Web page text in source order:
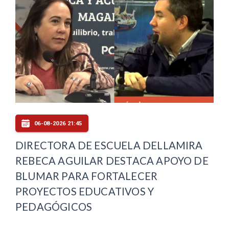
06-08-2026 21:45
DIRECTORA DE ESCUELA DELLAMIRA
REBECA AGUILAR DESTACA APOYO DE
BLUMAR PARA FORTALECER
PROYECTOS EDUCATIVOS Y
PEDAGÓGICOS